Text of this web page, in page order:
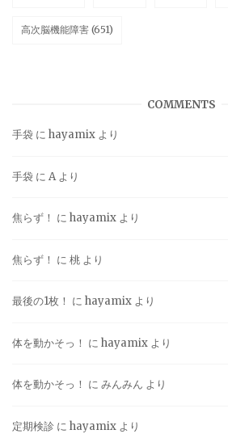
高次脳機能障害 (651)
COMMENTS
手袋 に hayamix より
手袋 に Aより
焦らず！ に hayamix より
焦らず！ に 桃 より
最後の1枚！ に hayamix より
体を動かそっ！ に hayamix より
体を動かそっ！ に みんみん より
定期検診 に hayamix より